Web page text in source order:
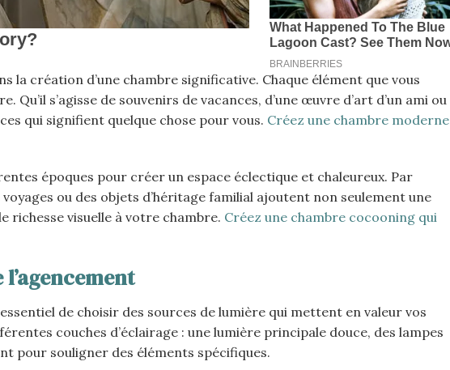
la création d’une chambre significative. Chaque élément que vous
s’agisse de souvenirs de vacances, d’une œuvre d’art d’un ami ou
qui signifient quelque chose pour vous. Créez une chambre moderne
époques pour créer un espace éclectique et chaleureux. Par
ou des objets d’héritage familial ajoutent non seulement une
richesse visuelle à votre chambre. Créez une chambre cocooning qui
de choisir des sources de lumière qui mettent en valeur vos
couches d’éclairage : une lumière principale douce, des lampes
pour souligner des éléments spécifiques.